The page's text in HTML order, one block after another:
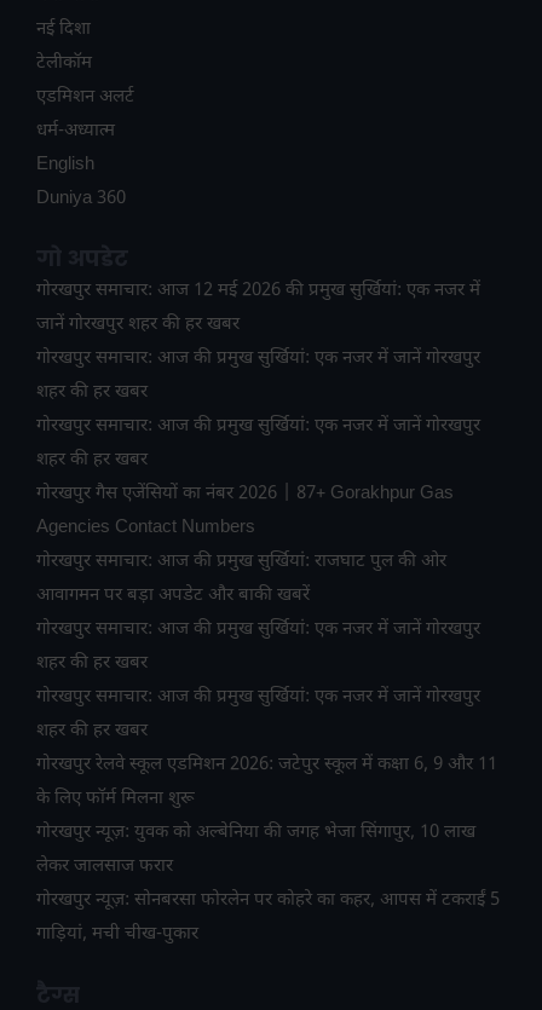
नई दिशा
टेलीकॉम
ए​डमिशन अलर्ट
धर्म-अध्यात्म
English
Duniya 360
गोरखपुर समाचार: आज 12 मई 2026 की प्रमुख सुर्खियां: एक नजर में
जानें गोरखपुर शहर की हर खबर
गोरखपुर समाचार: आज की प्रमुख सुर्खियां: एक नजर में जानें गोरखपुर
शहर की हर खबर
गोरखपुर समाचार: आज की प्रमुख सुर्खियां: एक नजर में जानें गोरखपुर
शहर की हर खबर
गोरखपुर गैस एजेंसियों का नंबर 2026 | 87+ Gorakhpur Gas
Agencies Contact Numbers
गोरखपुर समाचार: आज की प्रमुख सुर्खियां: राजघाट पुल की ओर
आवागमन पर बड़ा अपडेट और बाकी खबरें
गोरखपुर समाचार: आज की प्रमुख सुर्खियां: एक नजर में जानें गोरखपुर
शहर की हर खबर
गोरखपुर समाचार: आज की प्रमुख सुर्खियां: एक नजर में जानें गोरखपुर
शहर की हर खबर
गोरखपुर रेलवे स्कूल एडमिशन 2026: जटेपुर स्कूल में कक्षा 6, 9 और 11
के लिए फॉर्म मिलना शुरू
गोरखपुर न्यूज़: युवक को अल्बेनिया की जगह भेजा सिंगापुर, 10 लाख
लेकर जालसाज फरार
गोरखपुर न्यूज़: सोनबरसा फोरलेन पर कोहरे का कहर, आपस में टकराईं 5
गाड़ियां, मची चीख-पुकार